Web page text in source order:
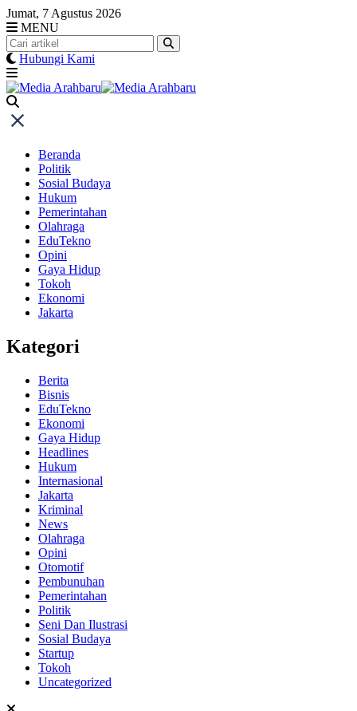
Skip
to
content
Jumat, 7 Agustus 2026
MENU
Hubungi Kami
Beranda
Politik
Sosial Budaya
Hukum
Pemerintahan
Olahraga
EduTekno
Opini
Gaya Hidup
Tokoh
Ekonomi
Jakarta
Kategori
Berita
Bisnis
EduTekno
Ekonomi
Gaya Hidup
Headlines
Hukum
Internasional
Jakarta
Kriminal
News
Olahraga
Opini
Otomotif
Pembunuhan
Pemerintahan
Politik
Seni Dan Ilustrasi
Sosial Budaya
Startup
Tokoh
Uncategorized